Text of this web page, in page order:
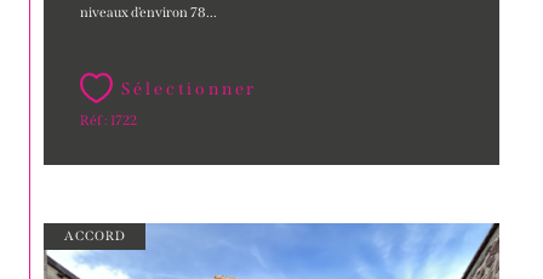
niveaux d'environ 78...
Sélectionner
Réf : 1722
ACCORD